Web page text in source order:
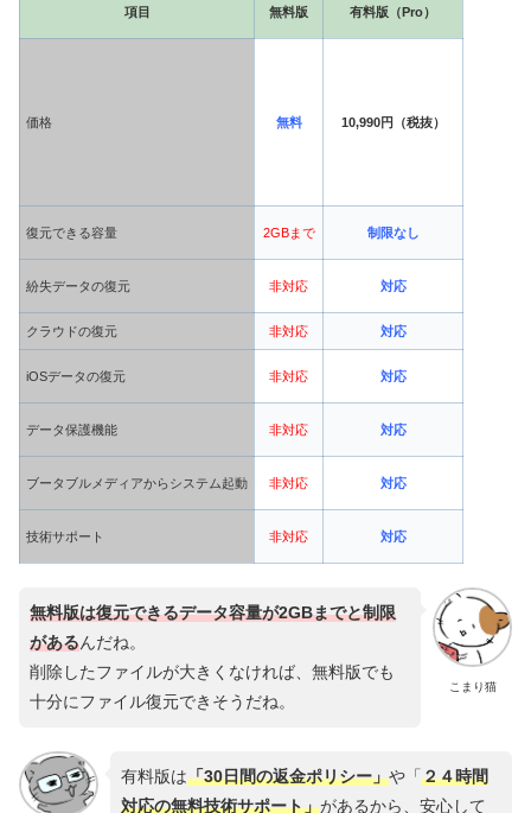
項目 無料版 有料版（Pro）
価格 無料 10,990円（税抜）
復元できる容量 2GBまで 制限なし
紛失データの復元 非対応 対応
クラウドの復元 非対応 対応
iOSデータの復元 非対応 対応
データ保護機能 非対応 対応
ブータブルメディアからシステム起動 非対応 対応
技術サポート 非対応 対応
こまり猫
無料版は復元できるデータ容量が2GBまでと制限
があるんだね。
削除したファイルが大きくなければ、無料版でも
十分にファイル復元できそうだね。
有料版は「30日間の返金ポリシー」や「２４時間
対応の無料技術サポート」があるから、安心して